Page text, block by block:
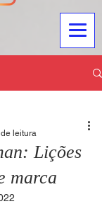
Lições
marca
leitura